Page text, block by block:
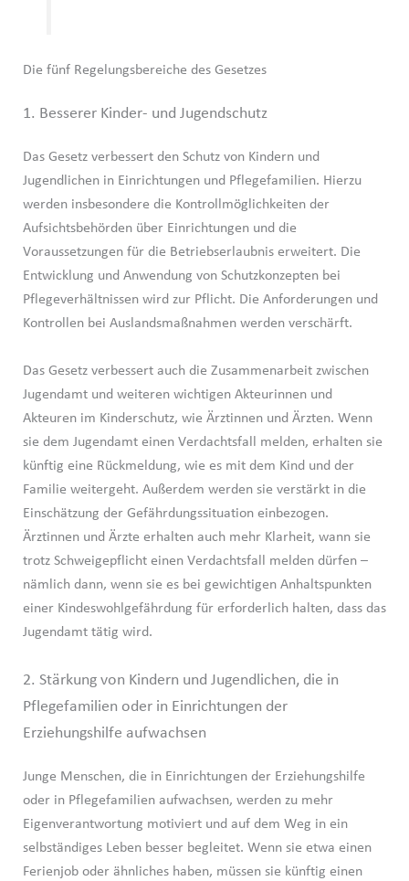
Die fünf Regelungsbereiche des Gesetzes
1. Besserer Kinder- und Jugendschutz
Das Gesetz verbessert den Schutz von Kindern und
Jugendlichen in Einrichtungen und Pflegefamilien. Hierzu
werden insbesondere die Kontrollmöglichkeiten der
Aufsichtsbehörden über Einrichtungen und die
Voraussetzungen für die Betriebserlaubnis erweitert. Die
Entwicklung und Anwendung von Schutzkonzepten bei
Pflegeverhältnissen wird zur Pflicht. Die Anforderungen und
Kontrollen bei Auslandsmaßnahmen werden verschärft.
Das Gesetz verbessert auch die Zusammenarbeit zwischen
Jugendamt und weiteren wichtigen Akteurinnen und
Akteuren im Kinderschutz, wie Ärztinnen und Ärzten. Wenn
sie dem Jugendamt einen Verdachtsfall melden, erhalten sie
künftig eine Rückmeldung, wie es mit dem Kind und der
Familie weitergeht. Außerdem werden sie verstärkt in die
Einschätzung der Gefährdungssituation einbezogen.
Ärztinnen und Ärzte erhalten auch mehr Klarheit, wann sie
trotz Schweigepflicht einen Verdachtsfall melden dürfen –
nämlich dann, wenn sie es bei gewichtigen Anhaltspunkten
einer Kindeswohlgefährdung für erforderlich halten, dass das
Jugendamt tätig wird.
2. Stärkung von Kindern und Jugendlichen, die in
Pflegefamilien oder in Einrichtungen der
Erziehungshilfe aufwachsen
Junge Menschen, die in Einrichtungen der Erziehungshilfe
oder in Pflegefamilien aufwachsen, werden zu mehr
Eigenverantwortung motiviert und auf dem Weg in ein
selbständiges Leben besser begleitet. Wenn sie etwa einen
Ferienjob oder ähnliches haben, müssen sie künftig einen